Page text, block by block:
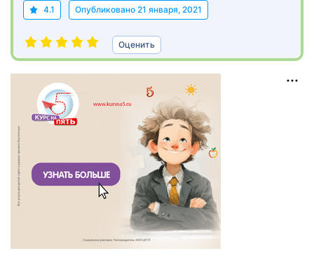
4.1 Опубликовано 21 января, 2021
Оценить